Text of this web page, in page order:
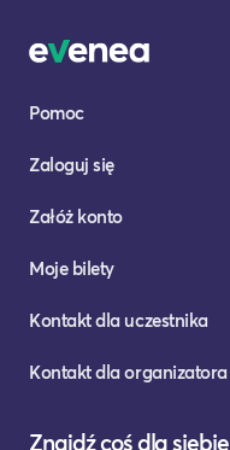
Pomoc
Zaloguj się
Załóż konto
Moje bilety
Kontakt dla uczestnika
Kontakt dla organizatora
Znajdź coś dla siebie